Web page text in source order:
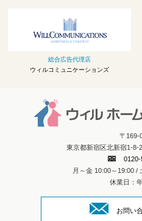
総合広告代理店
ウィルコミュニケーションズ
〒169-
東京都新宿区北新宿1-8-
月～金 10:00～19:00 /
休業日：
お問い